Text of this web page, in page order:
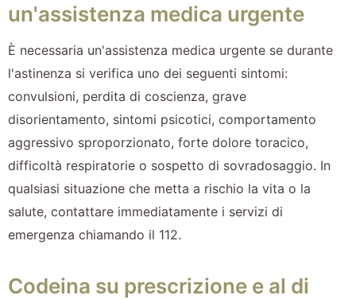
un'assistenza medica urgente
È necessaria un'assistenza medica urgente se durante
l'astinenza si verifica uno dei seguenti sintomi:
convulsioni, perdita di coscienza, grave
disorientamento, sintomi psicotici, comportamento
aggressivo sproporzionato, forte dolore toracico,
difficoltà respiratorie o sospetto di sovradosaggio. In
qualsiasi situazione che metta a rischio la vita o la
salute, contattare immediatamente i servizi di
emergenza chiamando il 112.
Codeina su prescrizione e al di